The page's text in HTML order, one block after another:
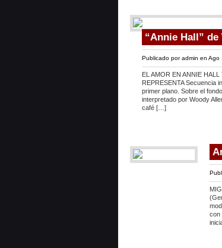
“Annie Hall”
Publicado poradmin en Ago
EL AMOR EN ANNIE
REPRESENTA Secuencia
primer plano. Sobre el
interpretado por Woody
café […]
con